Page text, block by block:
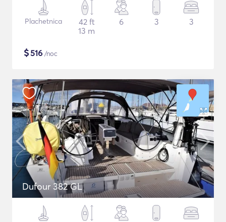
Plachetnica
42 ft
13 m
6 3 3
$516 /noc
Dufour 382 GL